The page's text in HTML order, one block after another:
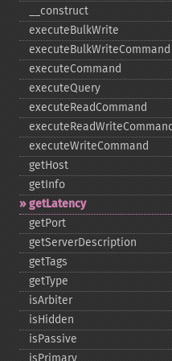
_​_​construct
executeBulkWrite
executeBulkWriteCommand
executeCommand
executeQuery
executeReadCommand
executeReadWriteCommand
executeWriteCommand
getHost
getInfo
getLatency
getPort
getServerDescription
getTags
getType
isArbiter
isHidden
isPassive
isPrimary